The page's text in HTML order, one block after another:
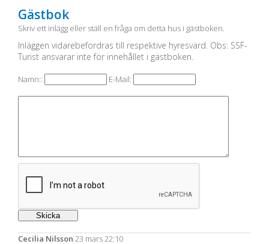
Gästbok
Skriv ett inlägg eller ställ en fråga om detta hus i gästboken.
Inläggen vidarebefordras till respektive hyresvärd. Obs: SSF-
Turist ansvarar inte för innehållet i gästboken.
Namn:: E-Mail:
Cecilia Nilsson 23 mars 22:10